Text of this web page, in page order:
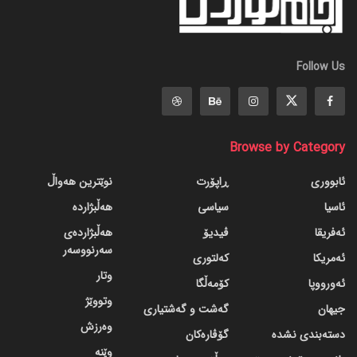
Follow Us
Browse by Category
ئابووری
ئاسیا
ئەفریقا
ئەمریکا
ئەورووپا
جیهان
دسته‌بندی نشده
ڕاپۆرت
سیاسی
ڤیدیۆ
کەلتوری
کۆمەڵگا
گه‌شت و گه‌شتیاری
گۆڤاره‌کان
نوێترین هەواڵ
هەڵبژاردە
هەڵبژاردەی
سەرنووسەر
وتار
وتووێژ
وەرزش
وێنە